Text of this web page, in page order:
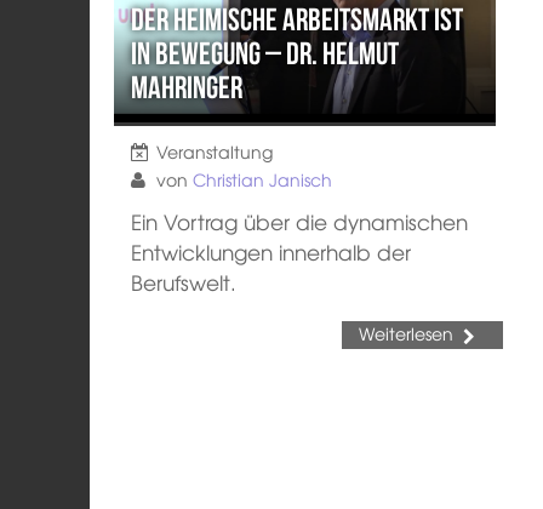
Der heimische Arbeitsmarkt ist
in Bewegung – Dr. Helmut
Mahringer
Veranstaltung
vonChristian Janisch
Ein Vortrag über die dynamischen
Entwicklungen innerhalb der
Berufswelt.
Weiterlesen